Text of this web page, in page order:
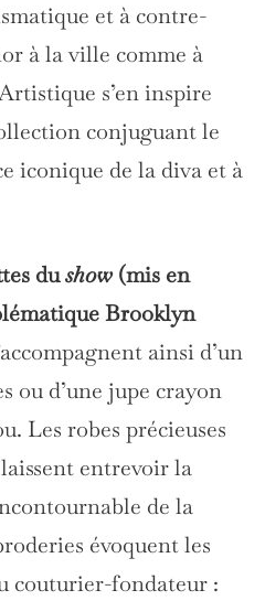
et à contre-
à la ville comme à
s’en inspire
conjuguant le
iconique de la diva et à
dushow(mis en
Brooklyn
ainsi d’un
ou d’une jupe crayon
Les robes précieuses
entrevoir la
de la
évoquent les
couturier-fondateur :